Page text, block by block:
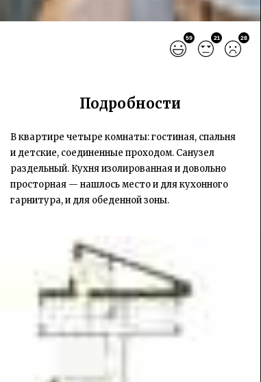
59 21 28
Подробности
В квартире четыре комнаты: гостиная, спальня
и детские, соединенные проходом. Санузел
раздельный. Кухня изолированная и довольно
просторная — нашлось место и для кухонного
гарнитура, и для обеденной зоны.